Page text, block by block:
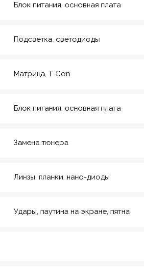
Блок питания, основная плата
Подсветка, светодиоды
Матрица, T-Con
Блок питания, основная плата
Замена тюнера
Линзы, планки, нано-диоды
Удары, паутина на экране, пятна